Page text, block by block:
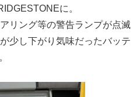
に。
リング等の警告ランプが点滅
少し下がり気味だったバッテ